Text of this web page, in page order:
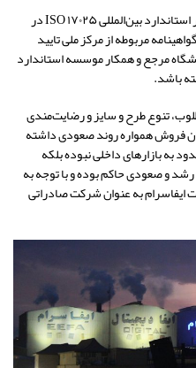
از طرف دیگر، این شرکت اقدام به استقرار استاندارد بین‌المللی ISO ۱۷۰۲۵ در
مربوطه از مرکز ملی تایید
مرجع و همکار موسسه استاندارد
باشد.
تنوع طرح و سایز و رضایت‌مندی
فروش همواره روند صعودی داشته
به بازارهای داخلی نبوده بلکه
و صعودی حاکم بوده و با توجه به
دنیا، شرکت ایفاسرام به ‌عنوان شرکت صادراتی